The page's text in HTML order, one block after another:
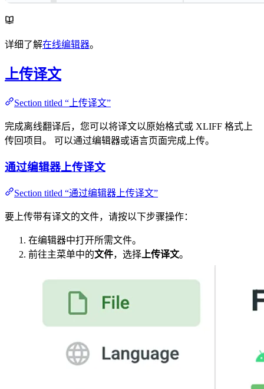
详细了解在线编辑器。
上传译文
Section titled “上传译文”
完成离线翻译后，您可以将译文以原始格式或 XLIFF 格式上
传回项目。 可以通过编辑器或语言页面完成上传。
通过编辑器上传译文
Section titled “通过编辑器上传译文”
要上传带有译文的文件，请按以下步骤操作：
在编辑器中打开所需文件。
前往主菜单中的文件，选择 上传译文。